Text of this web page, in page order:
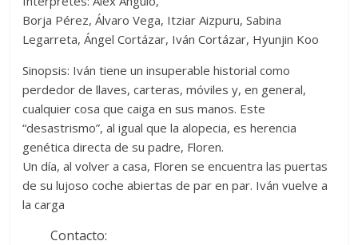
Borja Pérez, Álvaro Vega, Itziar Aizpuru, Sabina
Legarreta, Ángel Cortázar, Iván Cortázar, Hyunjin Koo
Sinopsis: Iván tiene un insuperable historial como
perdedor de llaves, carteras, móviles y, en general,
cualquier cosa que caiga en sus manos. Este
“desastrismo”, al igual que la alopecia, es herencia
genética directa de su padre, Floren.
Un día, al volver a casa, Floren se encuentra las puertas
de su lujoso coche abiertas de par en par. Iván vuelve a
la carga
Contacto: